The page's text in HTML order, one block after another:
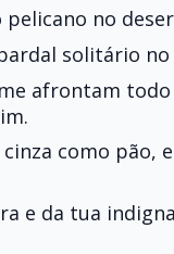
pelicano no
solitário
afrontam
como pão,
e da tua